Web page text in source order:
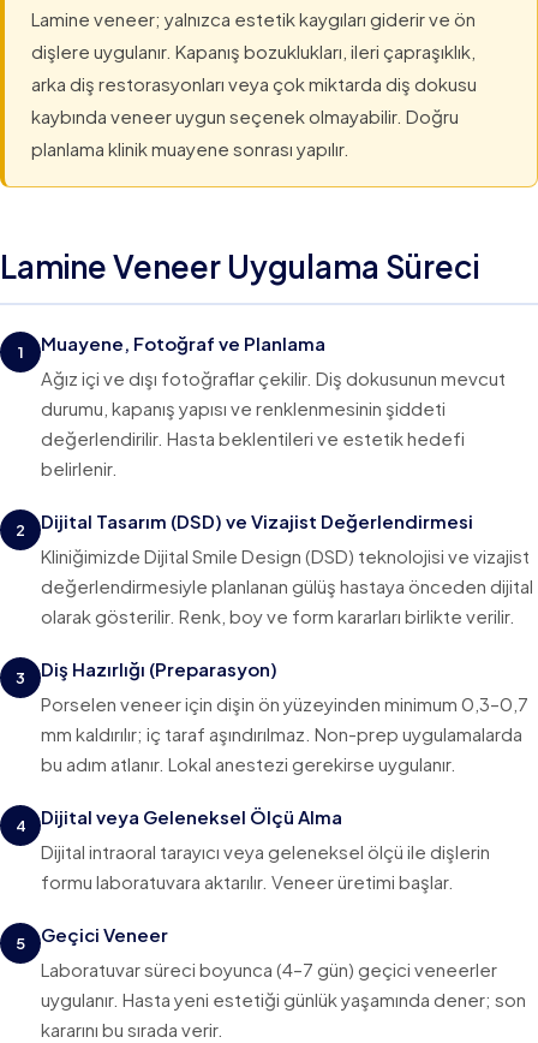
Lamine veneer; yalnızca estetik kaygıları giderir ve ön
dişlere uygulanır. Kapanış bozuklukları, ileri çapraşıklık,
arka diş restorasyonları veya çok miktarda diş dokusu
kaybında veneer uygun seçenek olmayabilir. Doğru
planlama klinik muayene sonrası yapılır.
Lamine Veneer Uygulama Süreci
1
Muayene, Fotoğraf ve Planlama
Ağız içi ve dışı fotoğraflar çekilir. Diş dokusunun mevcut
durumu, kapanış yapısı ve renklenmesinin şiddeti
değerlendirilir. Hasta beklentileri ve estetik hedefi
belirlenir.
2
Dijital Tasarım (DSD) ve Vizajist Değerlendirmesi
Kliniğimizde Dijital Smile Design (DSD) teknolojisi ve vizajist
değerlendirmesiyle planlanan gülüş hastaya önceden dijital
olarak gösterilir. Renk, boy ve form kararları birlikte verilir.
3
Diş Hazırlığı (Preparasyon)
Porselen veneer için dişin ön yüzeyinden minimum 0,3–0,7
mm kaldırılır; iç taraf aşındırılmaz. Non-prep uygulamalarda
bu adım atlanır. Lokal anestezi gerekirse uygulanır.
4
Dijital veya Geleneksel Ölçü Alma
Dijital intraoral tarayıcı veya geleneksel ölçü ile dişlerin
formu laboratuvara aktarılır. Veneer üretimi başlar.
5
Geçici Veneer
Laboratuvar süreci boyunca (4–7 gün) geçici veneerler
uygulanır. Hasta yeni estetiği günlük yaşamında dener; son
kararını bu sırada verir.